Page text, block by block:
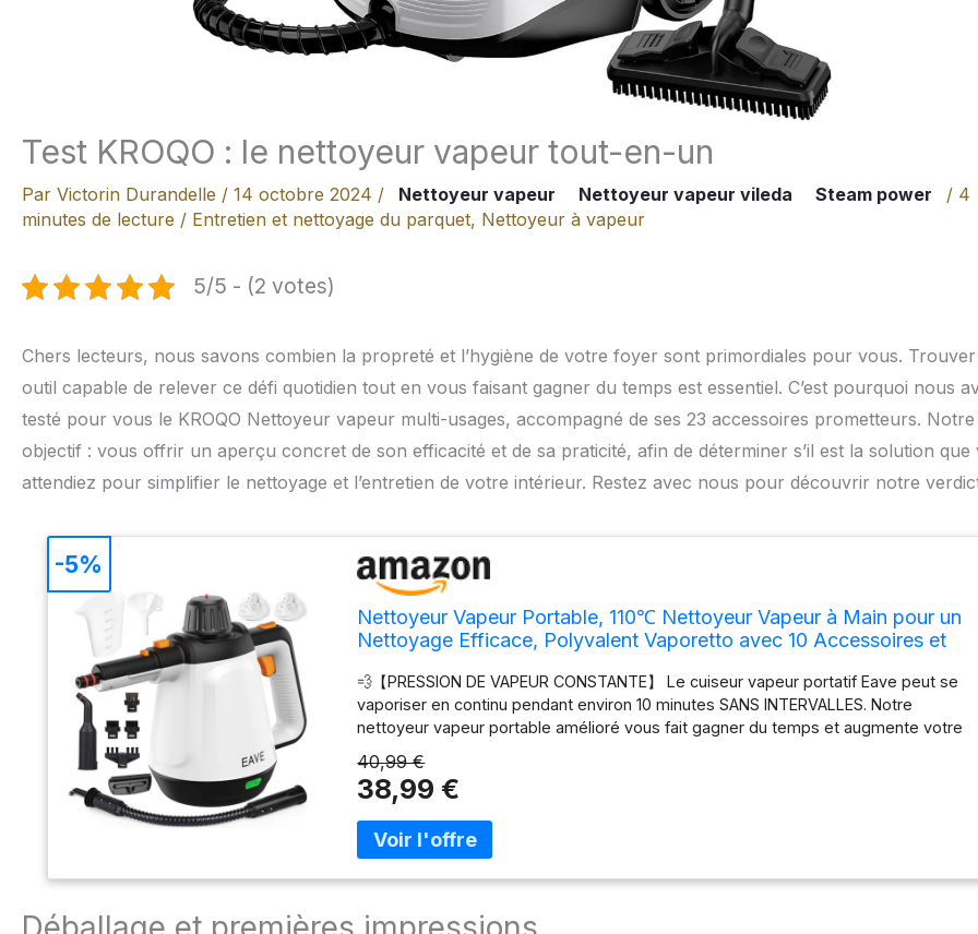
Test KROQO : le nettoyeur vapeur tout-en-un
Par Victorin Durandelle / 14 octobre 2024 / Nettoyeur vapeur Nettoyeur vapeur vileda Steam power / 4
minutes de lecture / Entretien et nettoyage du parquet, Nettoyeur à vapeur
5/5 - (2 votes)
Chers lecteurs, nous savons combien la propreté et l’hygiène de votre foyer sont primordiales pour vous.
outil capable de relever ce défi quotidien tout en vous faisant gagner du temps est essentiel. C’est pourquoi nous
testé pour vous le KROQO Nettoyeur vapeur multi-usages, accompagné de ses 23 accessoires prometteurs. Notre
objectif : vous offrir un aperçu concret de son efficacité et de sa praticité, afin de déterminer s’il est la solution que
attendiez pour simplifier le nettoyage et l’entretien de votre intérieur. Restez avec nous pour découvrir notre
Nettoyeur Vapeur Portable, 110℃ Nettoyeur Vapeur à Main pour un
Nettoyage Efficace, Polyvalent Vaporetto avec 10 Accessoires et
(Blanc)
💨【PRESSION DE VAPEUR CONSTANTE】 Le cuiseur vapeur portatif Eave peut se
vaporiser en continu pendant environ 10 minutes SANS INTERVALLES. Notre
nettoyeur vapeur portable amélioré vous fait gagner du temps et augmente votre
verrouillage et appuyez sur la gâchette vapeur, puis relâchez le bouton mais
maintenez la gâchette enfoncée, le nettoyeur vapeur s'éteindra automatiquement.
Contrairement à d'autres nettoyeurs à vapeur qui doivent maintenir tous les
boutons enfoncés pendant l'utilisation. Le nettoyeur vapeur portatif EAVE vous
aide à nettoyer facilement et à réduire la fatigue des mains! 💨【Puissant et
efficace】3Bar Pression nettoyeur vapeur portatif Eave pour le nettoyage peut
pulvériser de la vapeur haute pression de 110 ℃ (230 ℉). Visez ce nettoyeur à
40,99 €
38,99 €
-5%